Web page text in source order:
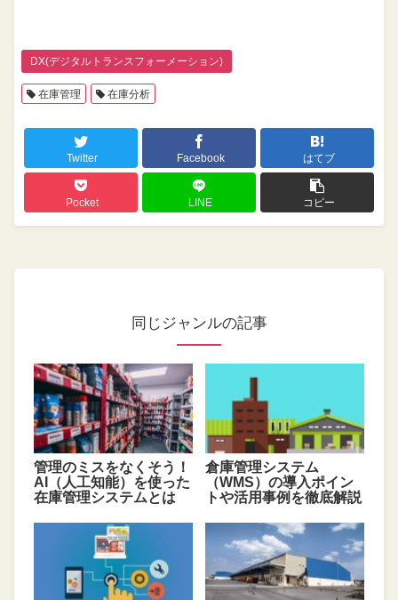
DX(デジタルトランスフォーメーション)
在庫管理 在庫分析
Twitter Facebook はてブ
Pocket LINE コピー
同じジャンルの記事
管理のミスをなくそう！
AI（人工知能）を使った
在庫管理システムとは
倉庫管理システム
（WMS）の導入ポイン
トや活用事例を徹底解説